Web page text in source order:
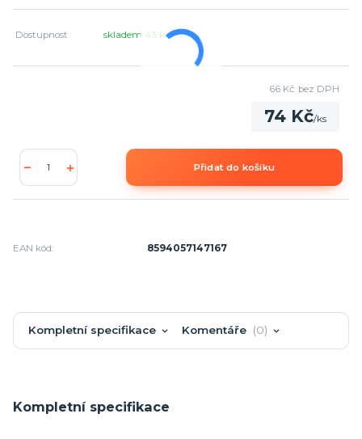
Dostupnost skladem 43 ks
74 Kč/ks
66 Kč bez DPH
Přidat do košíku
EAN kód: 8594057147167
Kompletní specifikace Komentáře 0
Kompletní specifikace